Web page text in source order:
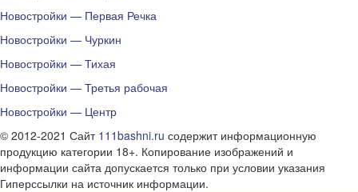
Новостройки — Первая Речка
Новостройки — Чуркин
Новостройки — Тихая
Новостройки — Третья рабочая
Новостройки — Центр
© 2012-2021 Сайт 111bashni.ru содержит информационную
продукцию категории 18+. Копирование изображений и
информации сайта допускается только при условии указания
Гиперссылки на источник информации.